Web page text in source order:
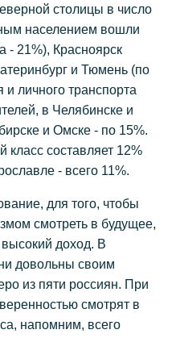
столицы в число
населением вошли
- 21%), Красноярск
и Тюмень (по
и личного транспорта
в Челябинске и
и Омске - по 15%.
составляет 12%
- всего 11%.
для того, чтобы
смотреть в будущее,
доход. В
довольны своим
из пяти россиян. При
смотрят в
напомним, всего